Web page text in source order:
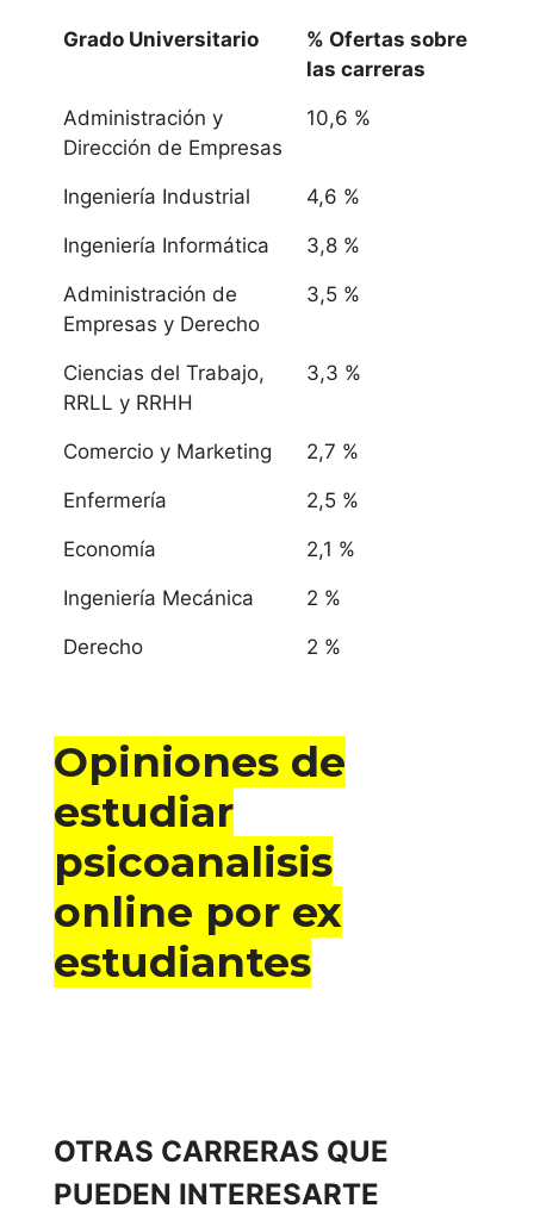
Grado Universitario
% Ofertas sobre
las carreras
Administración y
Dirección de Empresas
10,6 %
Ingeniería Industrial 4,6 %
Ingeniería Informática 3,8 %
Administración de
Empresas y Derecho
3,5 %
Ciencias del Trabajo,
RRLL y RRHH
3,3 %
Comercio y Marketing 2,7 %
Enfermería 2,5 %
Economía 2,1 %
Ingeniería Mecánica 2 %
Derecho 2 %
Opiniones de
estudiar
psicoanalisis
online por ex
estudiantes
OTRAS CARRERAS QUE
PUEDEN INTERESARTE